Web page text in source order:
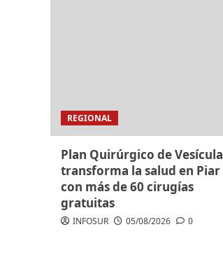
REGIONAL
Plan Quirúrgico de Vesícula
transforma la salud en Piar
con más de 60 cirugías
gratuitas
INFOSUR 05/08/2026 0